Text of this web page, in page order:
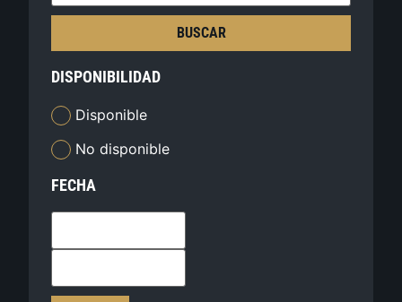
BUSCAR
DISPONIBILIDAD
Disponible
No disponible
FECHA